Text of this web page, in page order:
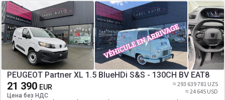
PEUGEOT Partner XL 1.5 BlueHDi S&S - 130CH BV EAT8
21 390 EUR
Цена без НДС
≈ 293 639 781 UZS
≈ 24 645 USD